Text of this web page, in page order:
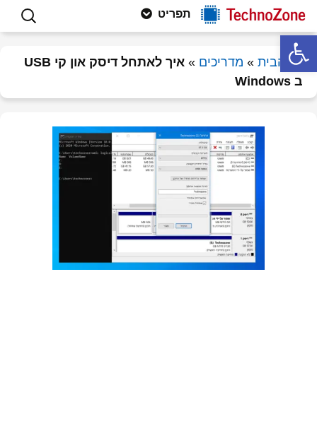
Technozone
פתרון תקלות חומרה ותוכנה, וטיפים
למחשבים
תפריט חיפוש:
דף הבית » מדריכים »
איך לאתחל דיסק און קי USB
ב Windows
פתח סרגל נגישות